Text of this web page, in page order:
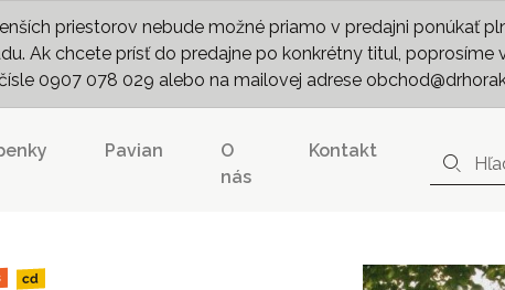
priestorov nebude možné priamo v predajni ponúkať
Ak chcete prísť do predajne po konkrétny titul, poprosíme
0907 078 029 alebo na mailovej adrese
Pavian
O
nás
Kontakt
cd